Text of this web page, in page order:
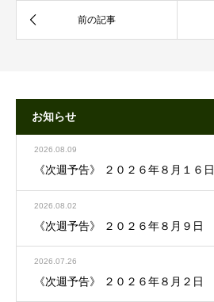
お知らせ
2026.08.09
《次週予告》 ２０２６年８月１６日
2026.08.02
《次週予告》 ２０２６年８月９日
2026.07.26
《次週予告》 ２０２６年８月２日